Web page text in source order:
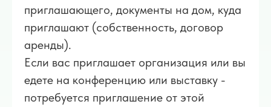
приглашающего, документы на дом, куда
приглашают (собственность, договор
аренды).
Если вас приглашает организация или вы
едете на конференцию или выставку -
потребуется приглашение от этой